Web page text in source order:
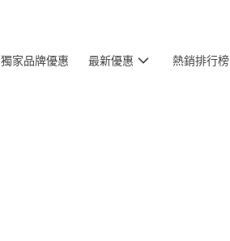
獨家品牌優惠 最新優惠 熱銷排行榜